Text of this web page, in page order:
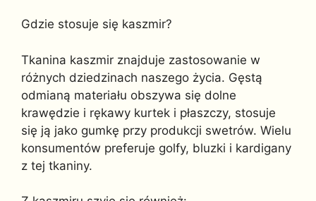
Gdzie stosuje się kaszmir?
Tkanina kaszmir znajduje zastosowanie w
różnych dziedzinach naszego życia. Gęstą
odmianą materiału obszywa się dolne
krawędzie i rękawy kurtek i płaszczy, stosuje
się ją jako gumkę przy produkcji swetrów. Wielu
konsumentów preferuje golfy, bluzki i kardigany
z tej tkaniny.